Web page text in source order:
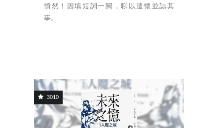
憤然！因填短詞一闕，聊以遣懷並誌其
事。
3010